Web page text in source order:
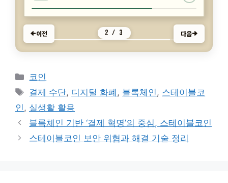
이전 3 / 3 다음
카
테
리
코인
태
그
결제 수단, 디지털 화폐 , 블록체인 , 스테이블코
인 , 실생활 활용
블록체인 기반 ‘결제 혁명’의 중심, 스테이블코인
스테이블코인 보안 위협과 해결 기술 정리